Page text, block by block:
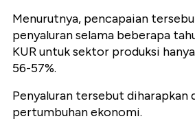
Menurutnya, pencapaian
penyaluran selama beberapa
KUR untuk sektor produksi
56-57%.
Penyaluran tersebut diharapkan
pertumbuhan ekonomi.